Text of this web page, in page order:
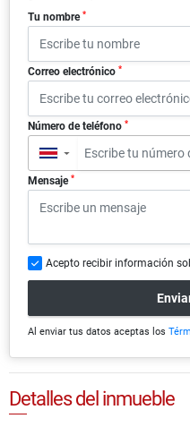
Tu nombre *
Correo electrónico *
Número de teléfono *
▼
Mensaje *
Acepto recibir información
Al enviar tus datos aceptas los
Detalles del inmueble